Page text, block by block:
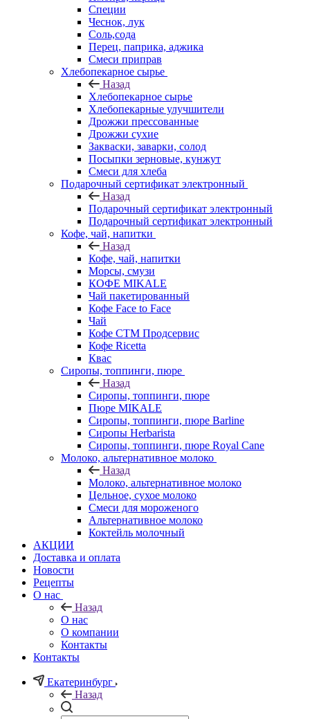
Специи
Чеснок, лук
Соль,сода
Перец, паприка, аджика
Смеси приправ
Хлебопекарное сырье
Назад
Хлебопекарное сырье
Хлебопекарные улучшители
Дрожжи прессованные
Дрожжи сухие
Закваски, заварки, солод
Посыпки зерновые, кунжут
Смеси для хлеба
Подарочный сертификат электронный
Назад
Подарочный сертификат электронный
Подарочный сертификат электронный
Кофе, чай, напитки
Назад
Кофе, чай, напитки
Морсы, смузи
КОФЕ MIKALE
Чай пакетированный
Кофе Face to Face
Чай
Кофе СТМ Продсервис
Кофе Ricetta
Квас
Сиропы, топпинги, пюре
Назад
Сиропы, топпинги, пюре
Пюре MIKALE
Сиропы, топпинги, пюре Barline
Сиропы Herbarista
Сиропы, топпинги, пюре Royal Cane
Молоко, альтернативное молоко
Назад
Молоко, альтернативное молоко
Цельное, сухое молоко
Смеси для мороженого
Альтернативное молоко
Коктейль молочный
АКЦИИ
Доставка и оплата
Новости
Рецепты
О нас
Назад
О нас
О компании
Контакты
Контакты
Екатеринбург
Назад